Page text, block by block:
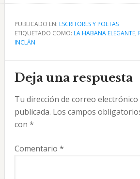
PUBLICADO EN: ESCRITORES Y POETAS
ETIQUETADO COMO: LA HABANA ELEGANTE,
INCLÁN
Interacciones
con
los
lectores
Deja una respuesta
Tu dirección de correo
publicada. Los campos
con *
Comentario *